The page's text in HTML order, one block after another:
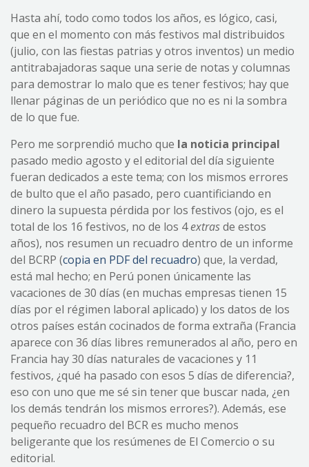
Hasta ahí, todo como todos los años, es lógico, casi,
que en el momento con más festivos mal distribuidos
(julio, con las fiestas patrias y otros inventos) un medio
antitrabajadoras saque una serie de notas y columnas
para demostrar lo malo que es tener festivos; hay que
llenar páginas de un periódico que no es ni la sombra
de lo que fue.
Pero me sorprendió mucho que la noticia principal
pasado medio agosto y el editorial del día siguiente
fueran dedicados a este tema; con los mismos errores
de bulto que el año pasado, pero cuantificiando en
dinero la supuesta pérdida por los festivos (ojo, es el
total de los 16 festivos, no de los 4extrasde estos
años), nos resumen un recuadro dentro de un informe
del BCRP (copia en PDF del recuadro) que, la verdad,
está mal hecho; en Perú ponen únicamente las
vacaciones de 30 días (en muchas empresas tienen 15
días por el régimen laboral aplicado) y los datos de los
otros países están cocinados de forma extraña (Francia
aparece con 36 días libres remunerados al año, pero en
Francia hay 30 días naturales de vacaciones y 11
festivos, ¿qué ha pasado con esos 5 días de diferencia?,
eso con uno que me sé sin tener que buscar nada, ¿en
los demás tendrán los mismos errores?). Además, ese
pequeño recuadro del BCR es mucho menos
beligerante que los resúmenes de El Comercio o su
editorial.